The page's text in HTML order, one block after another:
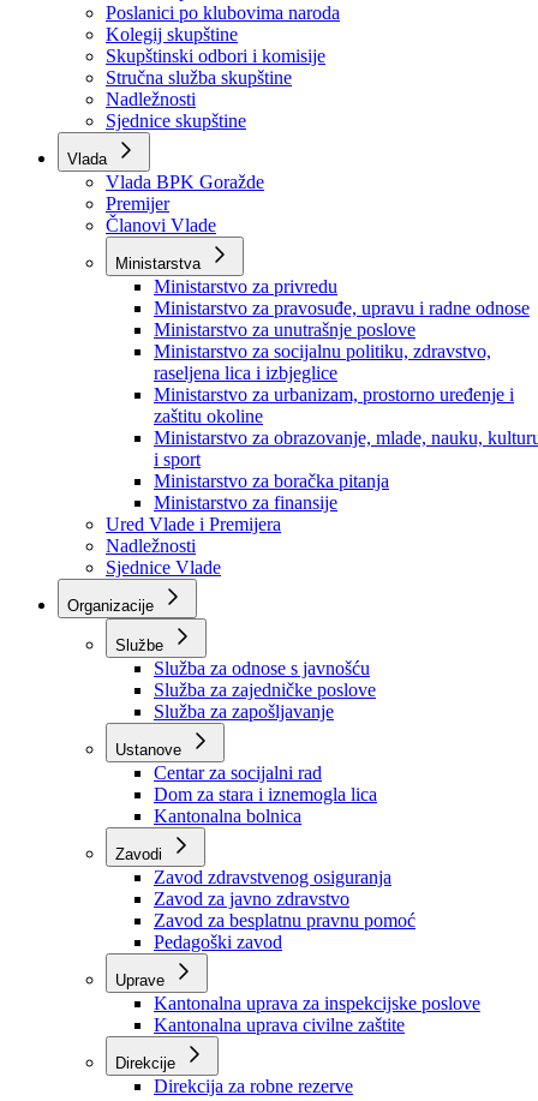
Skupština BPK Goražde
Rukovodstvo
Poslanici po strankama
Poslanici po klubovima naroda
Kolegij skupštine
Skupštinski odbori i komisije
Stručna služba skupštine
Nadležnosti
Sjednice skupštine
Vlada
Vlada BPK Goražde
Premijer
Članovi Vlade
Ministarstva
Ministarstvo za privredu
Ministarstvo za pravosuđe, upravu i radne odnose
Ministarstvo za unutrašnje poslove
Ministarstvo za socijalnu politiku, zdravstvo,
raseljena lica i izbjeglice
Ministarstvo za urbanizam, prostorno uređenje i
zaštitu okoline
Ministarstvo za obrazovanje, mlade, nauku,
i sport
Ministarstvo za boračka pitanja
Ministarstvo za finansije
Ured Vlade i Premijera
Nadležnosti
Sjednice Vlade
Organizacije
Službe
Služba za odnose s javnošću
Služba za zajedničke poslove
Služba za zapošljavanje
Ustanove
Centar za socijalni rad
Dom za stara i iznemogla lica
Kantonalna bolnica
Zavodi
Zavod zdravstvenog osiguranja
Zavod za javno zdravstvo
Zavod za besplatnu pravnu pomoć
Pedagoški zavod
Kantonalna uprava za inspekcijske poslove
Kantonalna uprava civilne zaštite